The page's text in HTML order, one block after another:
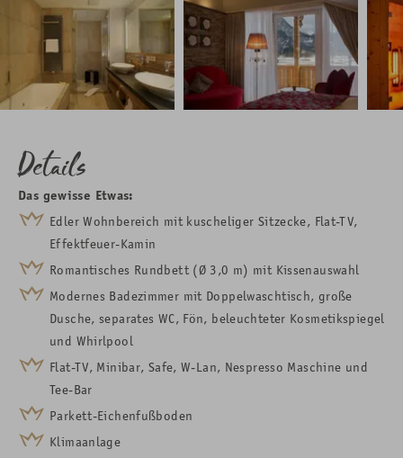
Details
Das gewisse Etwas:
Edler Wohnbereich mit kuscheliger Sitzecke, Flat-TV,
Effektfeuer-Kamin
Romantisches Rundbett (Ø 3,0 m) mit Kissenauswahl
Modernes Badezimmer mit Doppelwaschtisch, große
Dusche, separates WC, Fön, beleuchteter Kosmetikspiegel
und Whirlpool
Flat-TV, Minibar, Safe, W-Lan, Nespresso Maschine und
Tee-Bar
Parkett-Eichenfußboden
Klimaanlage